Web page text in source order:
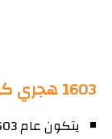
1603 هجري كم ميلادي ؟
يتكون عام 1603 هجرية من 355 يوم.